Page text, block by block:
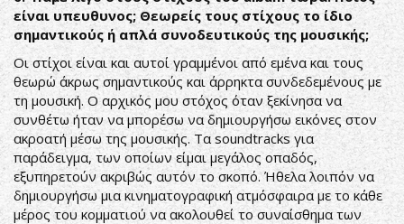
είναι υπευθυνος; Θεωρείς τους στίχους το ίδιο
σημαντικούς ή απλά συνοδευτικούς της μουσικής;
Οι στίχοι είναι και αυτοί γραμμένοι από εμένα και τους
θεωρώ άκρως σημαντικούς και άρρηκτα συνδεδεμένους με
τη μουσική. Ο αρχικός μου στόχος όταν ξεκίνησα να
συνθέτω ήταν να μπορέσω να δημιουργήσω εικόνες στον
ακροατή μέσω της μουσικής. Τα soundtracks για
παράδειγμα, των οποίων είμαι μεγάλος οπαδός,
εξυπηρετούν ακριβώς αυτόν το σκοπό. Ήθελα λοιπόν να
δημιουργήσω μια κινηματογραφική ατμόσφαιρα με το κάθε
μέρος του κομματιού να ακολουθεί το συναίσθημα των